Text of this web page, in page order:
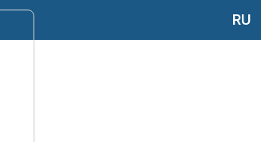
RU